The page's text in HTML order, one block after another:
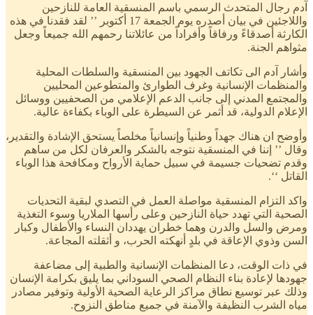
آدم رجال المتحدث الرسمي باسم المنسقية العامة للنازحين
واللاجئين في بيان أصدره يوم الجمعة 17 أكتوبر ’’ لقد فقدنا في هذه
الكارثة أصدقاءً ورفاقاً وأفراداً من عائلاتنا رحمهم الله جميعاً وجعل
مثواهم الجنة.
وأشار آدم الى تكاتف الجهود بين المنسقية والسلطات المحلية
والمنظمات الإنسانية وغرف الطوارئ والمتطوعين المحليين
والمجتمع المدني إلى جانب الدعم الإعلامي من الصحفيين ووسائل
الإعلام الدولية، قد أثمر عن السيطرة على الوباء بكفاءة عالية.
وأوضح ان هناك جهداً وطنياً وإنسانياً مخلصاً يستحق الإشادة والتقدير،
وقال ’’ إننا في المنسقية نتوجه بالشكر والعرفان لكل من ساهم
وقدم تضحيات جسيمة في سبيل حماية الأرواح ومكافحة هذا الوباء
القاتل ‘‘.
واكد التزام المنسقية مواصلة العمل في التصدي لبقية التحديات
الصحية التي تهدد حياة النازحين وعلى رأسها الملاريا وسوء التغذية
ومرض والسل والدرن وهما خطران يهددان النساء والأطفال وكبار
السن وذوي الإعاقة في بلدٍ أنهكته الحرب، و أثقلته المجاعة.
في ذات الوقت، دعا المنظمات الإنسانية والطبية إلى مضاعفة
جهودها لإعادة بناء النظام الصحي السوداني بما يليق بكرامة الإنسان
وذلك عبر توسيع نطاق مراكز الرعاية الصحية الأولية وتوفير مصادر
مياه الشرب النظيفة والآمنة في جميع مناطق النزوح.